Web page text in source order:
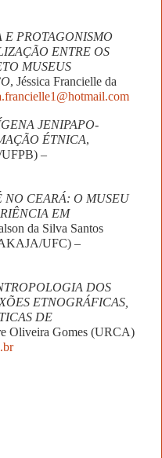
PROTAGONISMO
ENTRE OS
MUSEUS
, Jéssica Francielle da
JENIPAPO-
ÉTNICA,
UFPB) –
NO CEARÁ: O MUSEU
EM
da Silva Santos
UFC) –
DOS
ETNOGRÁFICAS,
DE
Oliveira Gomes (URCA)